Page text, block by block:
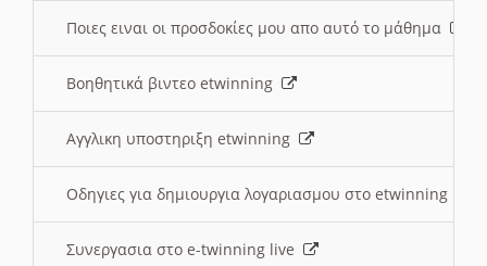
Ποιες ειναι οι προσδοκίες μου απο αυτό το μάθημα
Βοηθητικά βιντεο etwinning
Αγγλικη υποστηριξη etwinning
Οδηγιες για δημιουργια λογαριασμου στο etwinning
Συνεργασια στο e-twinning live